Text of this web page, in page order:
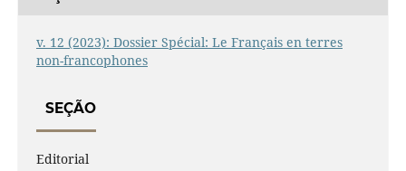
v. 12 (2023): Dossier Spécial: Le Français en terres
non-francophones
SEÇÃO
Editorial